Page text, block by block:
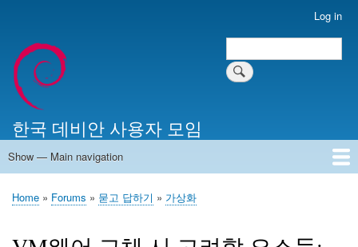
account
menu
Log in
Search
한국 데비안 사용자 모임
Main
Show — Main navigation
Home
알리는 말씀
최근 게시물
위키 문서
미러 서버
Breadcrumb
Home Forums 묻고 답하기 가상화